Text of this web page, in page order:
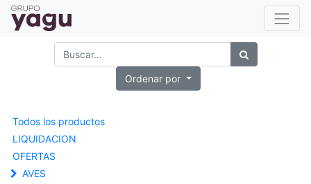
Ordenar por
Todos los productos
LIQUIDACION
OFERTAS
AVES